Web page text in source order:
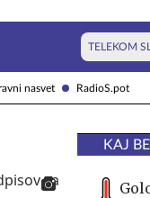
nasvet RadioS.pot
TELEKOM
KAJ